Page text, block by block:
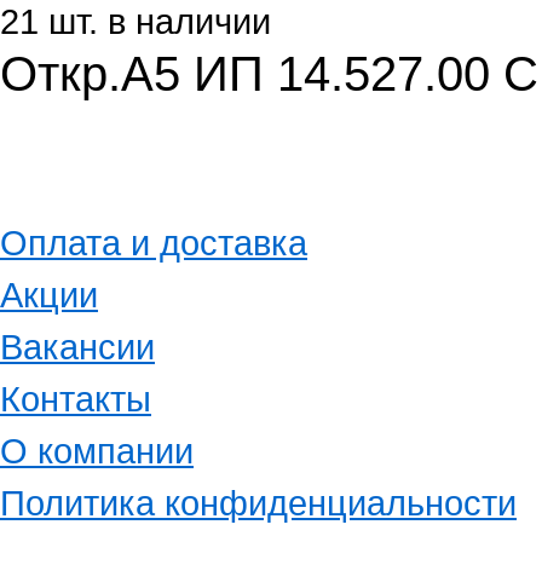
21 шт. в наличии
Откр.А5 ИП 14.527.00
Оплата и доставка
Акции
Вакансии
Контакты
О компании
Политика конфиденциальности